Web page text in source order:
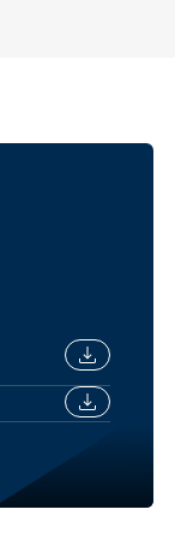
download
download